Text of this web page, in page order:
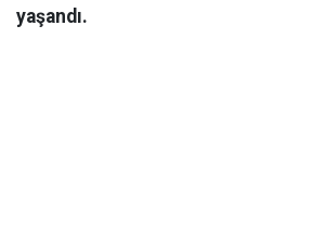
yaşandı.